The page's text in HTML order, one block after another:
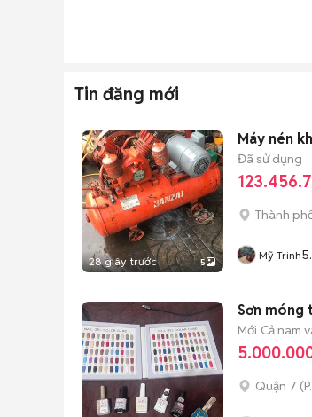
Tin đăng mới
28 giây trước 5
Máy nén
Đã sử dụng
Thành
Mỹ Trinh
Sơn móng
Mới Cả nam
Quận 7 (